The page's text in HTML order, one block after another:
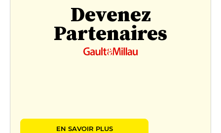
Devenez
Partenaires
EN SAVOIR PLUS